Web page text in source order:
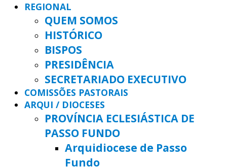
REGIONAL
QUEM SOMOS
HISTÓRICO
BISPOS
PRESIDÊNCIA
SECRETARIADO EXECUTIVO
COMISSÕES PASTORAIS
ARQUI / DIOCESES
PROVÍNCIA ECLESIÁSTICA DE
PASSO FUNDO
Arquidiocese de Passo
Fundo